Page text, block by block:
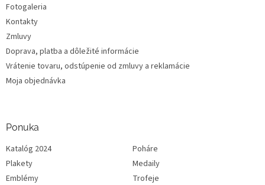
Fotogaleria
Kontakty
Zmluvy
Doprava, platba a dôležité informácie
Vrátenie tovaru, odstúpenie od zmluvy a reklamácie
Moja objednávka
Ponuka
Katalóg 2024
Poháre
Plakety
Medaily
Emblémy
Trofeje